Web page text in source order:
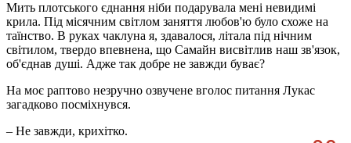
Мить плотського єднання ніби подарувала мені невидимі
крила. Під місячним світлом заняття любов'ю було схоже на
таїнство. В руках чаклуна я, здавалося, літала під нічним
світилом, твердо впевнена, що Самайн висвітлив наш зв'язок,
об'єднав душі. Адже так добре не завжди буває?
На моє раптово незручно озвучене вголос питання Лукас
загадково посміхнувся.
– Не завжди, крихітко.